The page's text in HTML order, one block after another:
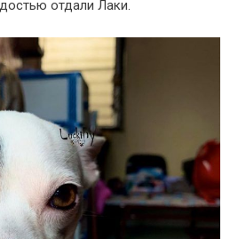
отдали Лаки.